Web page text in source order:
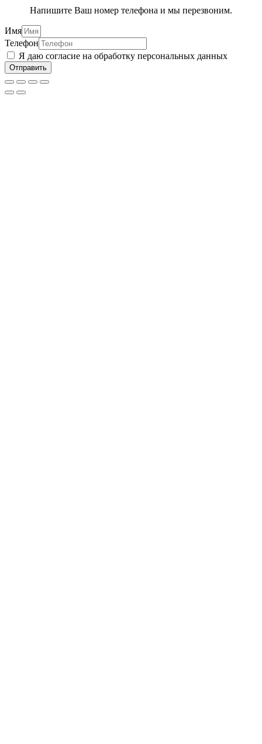
Напишите Ваш номер телефона и мы перезвоним.
Имя
Телефон
Я даю согласие на обработку персональных данных
Отправить